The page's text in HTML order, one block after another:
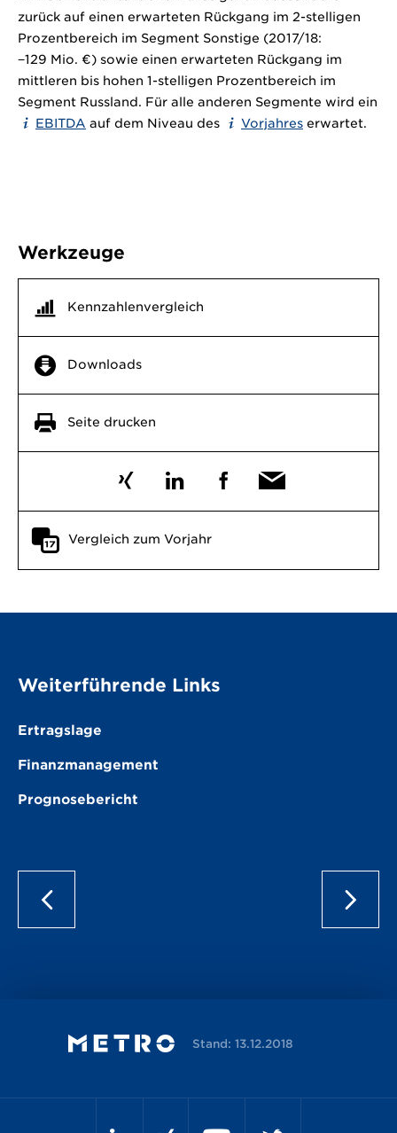
zurück auf einen erwarteten Rückgang im 2-stelligen
Prozentbereich im Segment Sonstige (2017/18:
−129 Mio. €) sowie einen erwarteten Rückgang im
mittleren bis hohen 1-stelligen Prozentbereich im
Segment Russland. Für alle anderen Segmente wird ein
EBITDA auf dem Niveau des Vorjahres erwartet.
Werkzeuge
Kennzahlenvergleich
Downloads
Seite drucken
Vergleich zum Vorjahr
Weiterführende Links
Ertragslage
Finanzmanagement
Prognosebericht
Stand: 13.12.2018